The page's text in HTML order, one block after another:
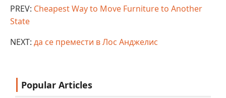
PREV: Cheapest Way to Move Furniture to Another
State
NEXT: да се премести в Лос Анджелис
Popular Articles